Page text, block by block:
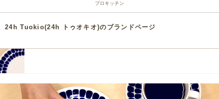
家事問屋 ウェック フライパン
プレート グラス カトラリー
山一 マリメッコ つきじ常陸屋
プロキッチン
24h Tuokio(24h トゥオキオ)のブランドページ